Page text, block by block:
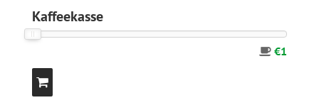
Kaffeekasse
€1